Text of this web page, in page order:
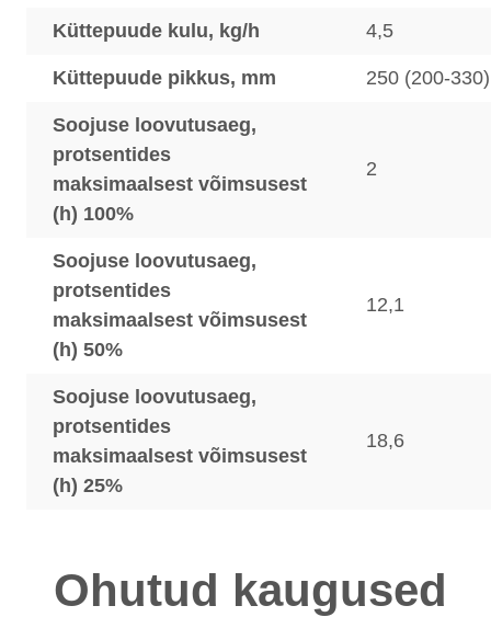
Küttepuude kulu, kg/h 4,5
Küttepuude pikkus, mm 250 (200-330)
Soojuse loovutusaeg,
protsentides
maksimaalsest võimsusest
(h) 100%
2
Soojuse loovutusaeg,
protsentides
maksimaalsest võimsusest
(h) 50%
12,1
Soojuse loovutusaeg,
protsentides
maksimaalsest võimsusest
(h) 25%
18,6
Ohutud kaugused